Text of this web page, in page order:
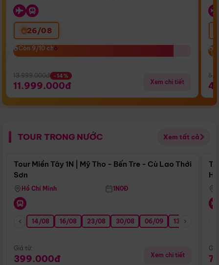
26/08
Còn 9/10 chỗ
Còn 9/10 chỗ
13.999.000đ -14%
11.999.000đ Xem chi tiết
TOUR TRONG NƯỚC Xem tất cả
Điểm nổi bật
Tour Miền Tây 1N | Mỹ Tho - Bến Tre - Cù Lao Thới
Sơn
Hồ Chí Minh 1N0Đ
14/08 16/08 23/08 30/08 06/09 13/09
Giá từ:
399.000đ Xem chi tiết